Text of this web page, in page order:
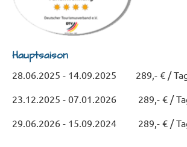
Hauptsaison
28.06.2025 - 14.09.2025 289,- € /
23.12.2025 - 07.01.2026 289,- € /
29.06.2026 - 15.09.2024 289,- € /